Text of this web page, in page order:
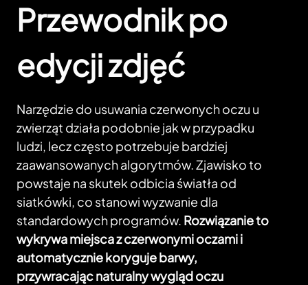
Przewodnik po
edycji zdjęć
Narzędzie do usuwania czerwonych oczu u
zwierząt działa podobnie jak w przypadku
ludzi, lecz często potrzebuje bardziej
zaawansowanych algorytmów. Zjawisko to
powstaje na skutek odbicia światła od
siatkówki, co stanowi wyzwanie dla
standardowych programów. Rozwiązanie to
wykrywa miejsca z czerwonymi oczami i
automatycznie koryguje barwy,
przywracając naturalny wygląd oczu